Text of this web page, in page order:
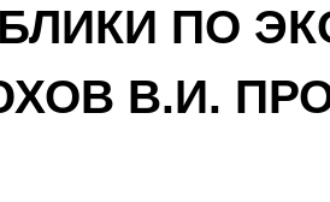
ПО
В.И.